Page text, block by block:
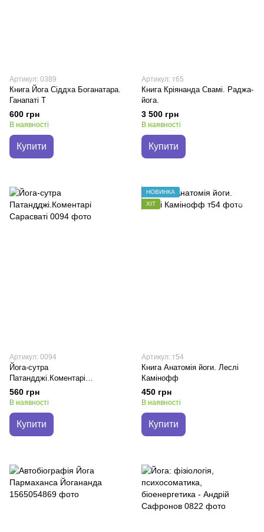
Артикул: 0389
Книга Йога Сіддха Боганатара.
Ганапаті Т
600 грн
В наявності
Купити
Артикул: т65
Книга Кріянанда Свамі. Раджа-
йога.
3 500 грн
В наявності
Купити
Артикул: 0094
Йога-сутра
Патандджі.Коментарі
Сарасваті
560 грн
В наявності
Купити
НОВИНКА
ХІТ
Артикул: т54
Книга Анатомія йоги. Леслі
Камінофф
450 грн
В наявності
Купити